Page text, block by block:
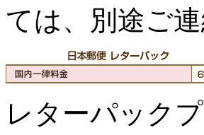
ては、別途ご
レターパック